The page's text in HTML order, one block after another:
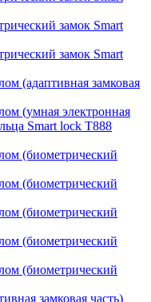
замок Smart
замок Smart
(адаптивная замковая
(умная электронная
Smart lock T888
(биометрический
(биометрический
(биометрический
(биометрический
(биометрический
замковая часть)